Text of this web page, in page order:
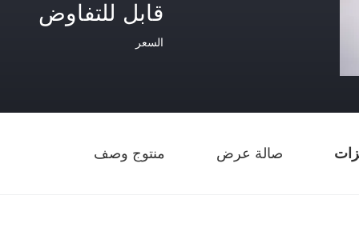
قابل للتفاوض
السعر
صالة عرض منتوج وصف